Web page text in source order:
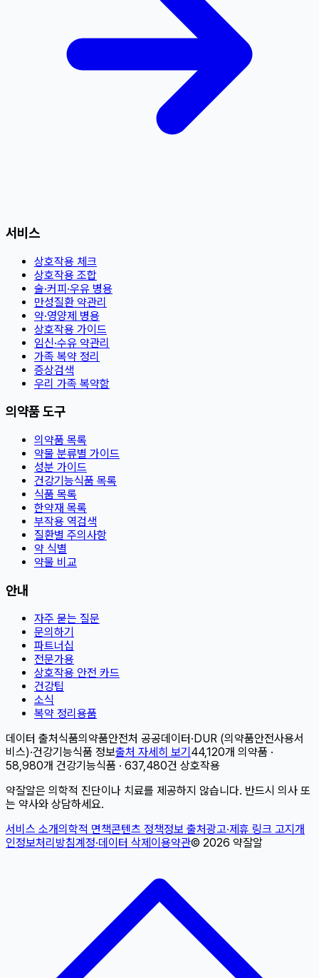
서비스
상호작용 체크
상호작용 조합
술·커피·우유 병용
만성질환 약관리
약·영양제 병용
상호작용 가이드
임신·수유 약관리
가족 복약 정리
증상검색
우리 가족 복약함
의약품 도구
의약품 목록
약물 분류별 가이드
성분 가이드
건강기능식품 목록
식품 목록
한약재 목록
부작용 역검색
질환별 주의사항
약 식별
약물 비교
안내
자주 묻는 질문
문의하기
파트너십
전문가용
상호작용 안전 카드
건강팁
소식
복약 정리용품
데이터 출처 식품의약품안전처 공공데이터 · DUR (의약품안전사용서
비스)·건강기능식품 정보출처 자세히 보기 44,120개 의약품 ·
58,980개 건강기능식품 · 637,480건 상호작용
약잘알은 의학적 진단이나 치료를 제공하지 않습니다. 반드시 의사 또
는 약사와 상담하세요.
서비스 소개의학적 면책콘텐츠 정책정보 출처광고·제휴 링크 고지 개
인정보처리방침계정·데이터 삭제 이용약관© 2026 약잘알